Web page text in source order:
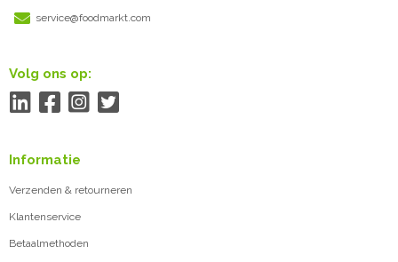
service@foodmarkt.com
Volg ons op:
Informatie
Verzenden & retourneren
Klantenservice
Betaalmethoden